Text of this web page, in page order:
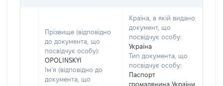
Прізвище (відповідно
до документа, що
посвідчує особу):
OPOLINSKYI
Ім’я (відповідно до
документа, що
Країна, в якій видано
документ, що
посвідчує особу:
Україна
Тип документа, що
посвідчує особу:
Паспорт
громадянина України